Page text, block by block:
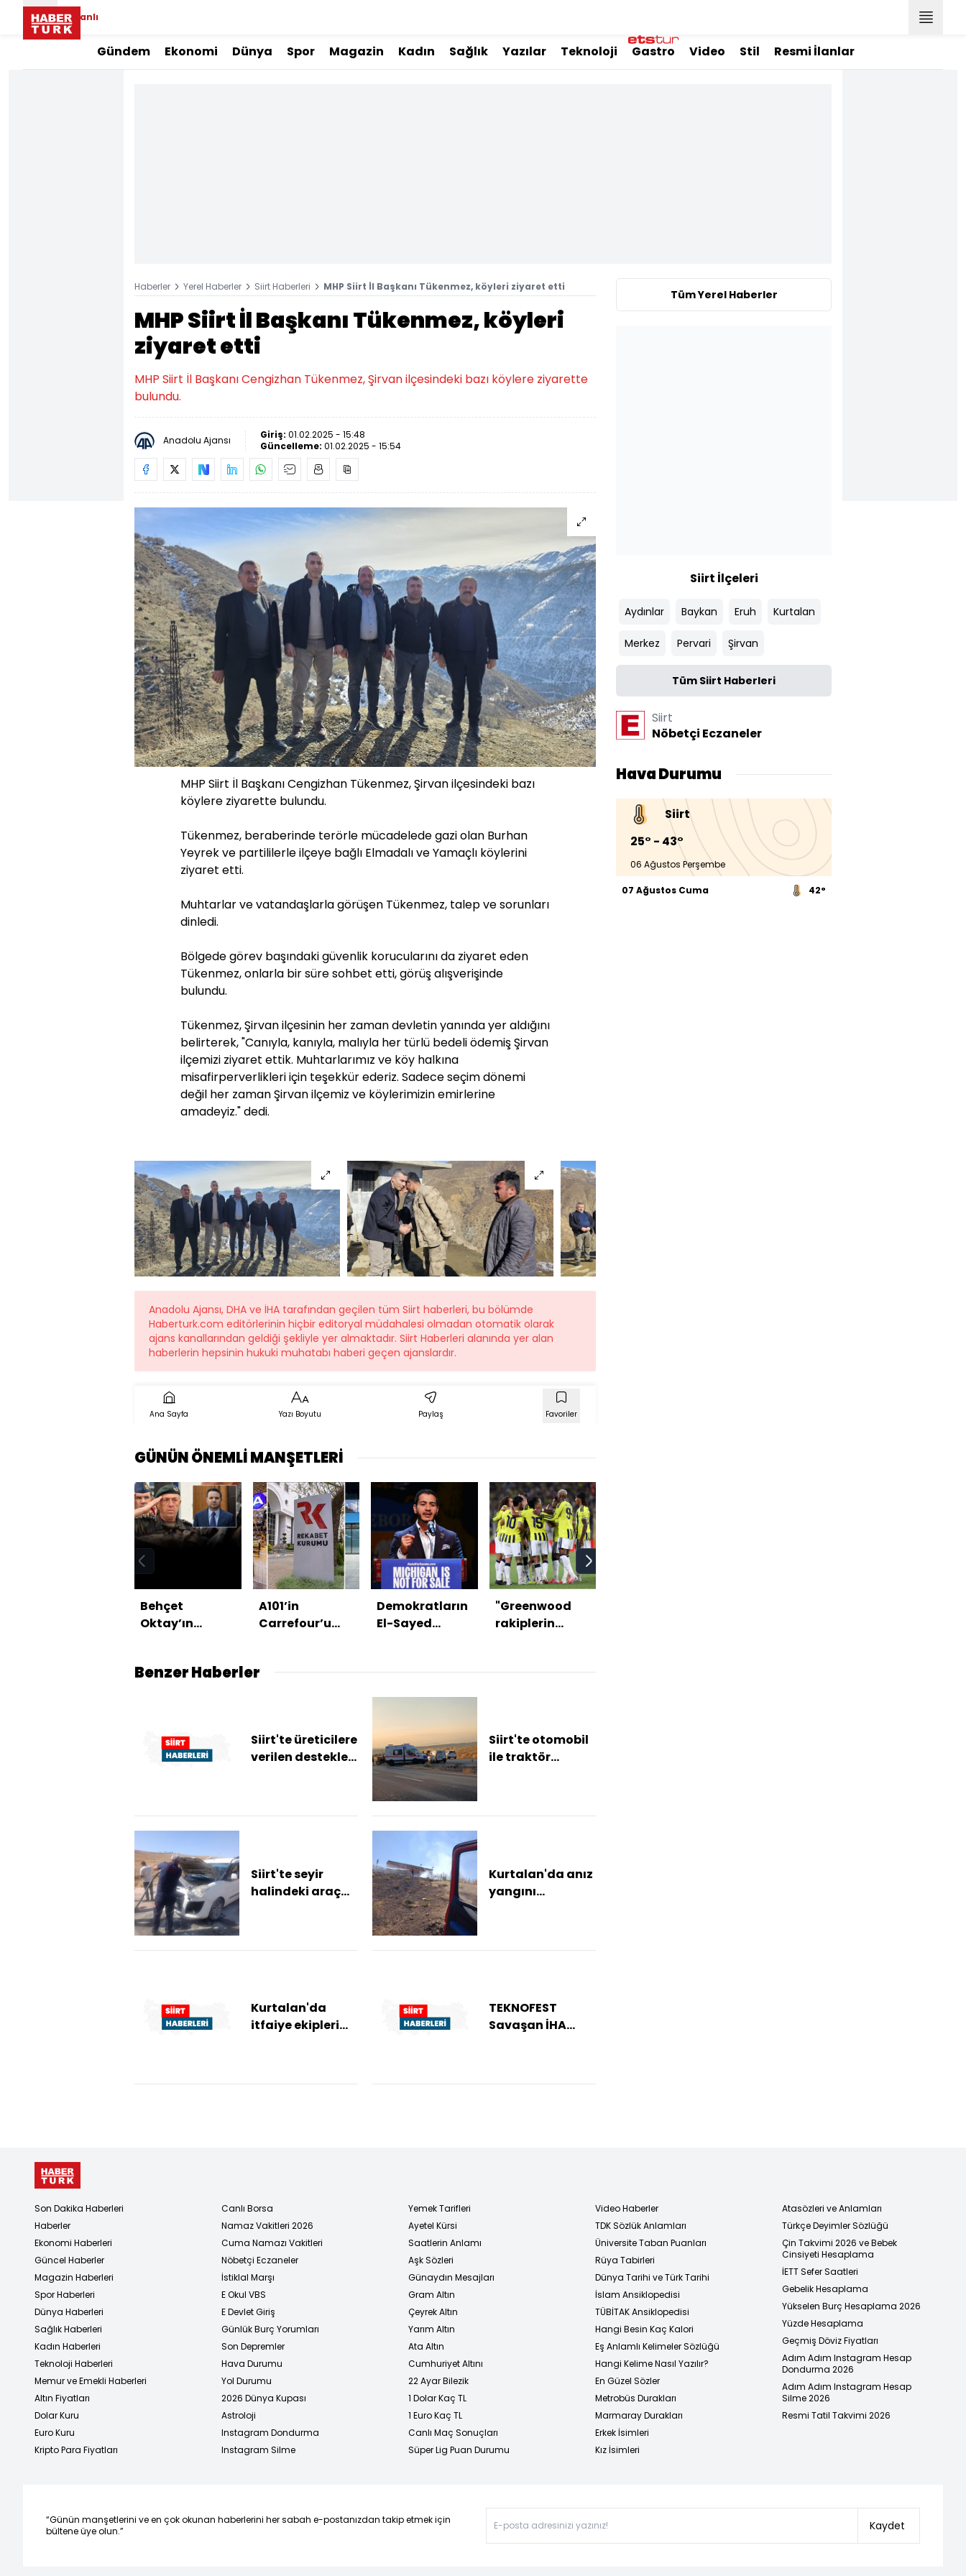
Canlı
Gündem Ekonomi Dünya Spor Magazin Kadın Sağlık Yazılar Teknoloji Gastro Video Stil Resmi İlanlar
Haberler Yerel Haberler Siirt Haberleri MHP Siirt İl Başkanı Tükenmez, köyleri ziyaret etti
MHP Siirt İl Başkanı Tükenmez, köyleri
ziyaret etti
MHP Siirt İl Başkanı Cengizhan Tükenmez, Şirvan ilçesindeki bazı köylere ziyarette
bulundu.
Anadolu Ajansı Giriş: 01.02.2025 - 15:48
Güncelleme: 01.02.2025 - 15:54
MHP Siirt İl Başkanı Cengizhan Tükenmez, Şirvan ilçesindeki bazı
köylere ziyarette bulundu.
Tükenmez, beraberinde terörle mücadelede gazi olan Burhan
Yeyrek ve partililerle ilçeye bağlı Elmadalı ve Yamaçlı köylerini
ziyaret etti.
Muhtarlar ve vatandaşlarla görüşen Tükenmez, talep ve sorunları
dinledi.
Bölgede görev başındaki güvenlik korucularını da ziyaret eden
Tükenmez, onlarla bir süre sohbet etti, görüş alışverişinde
bulundu.
Tükenmez, Şirvan ilçesinin her zaman devletin yanında yer aldığını
belirterek, "Canıyla, kanıyla, malıyla her türlü bedeli ödemiş Şirvan
ilçemizi ziyaret ettik. Muhtarlarımız ve köy halkına
misafirperverlikleri için teşekkür ederiz. Sadece seçim dönemi
değil her zaman Şirvan ilçemiz ve köylerimizin emirlerine
amadeyiz." dedi.
Anadolu Ajansı, DHA ve İHA tarafından geçilen tüm Siirt haberleri, bu bölümde
Haberturk.com editörlerinin hiçbir editoryal müdahalesi olmadan otomatik olarak
ajans kanallarından geldiği şekliyle yer almaktadır. Siirt Haberleri alanında yer alan
haberlerin hepsinin hukuki muhatabı haberi geçen ajanslardır.
Ana Sayfa Yazı Boyutu Paylaş Favoriler
GÜNÜN ÖNEMLİ MANŞETLERİ
Behçet
Oktay’ın
A101’in
Carrefour’u
Demokratların
El-Sayed
mı?
"Greenwood
rakiplerin
Benzer Haberler
Siirt'te üreticilere
verilen destekler
Siirt'te otomobil
ile traktör
Siirt'te seyir
halindeki araç
Kurtalan'da anız
yangını
Kurtalan'da
itfaiye ekipleri
TEKNOFEST
Savaşan İHA
Tüm Yerel Haberler
Siirt İlçeleri
Aydınlar Baykan Eruh Kurtalan
Merkez Pervari Şirvan
Tüm Siirt Haberleri
Siirt
Nöbetçi Eczaneler
Hava Durumu
Siirt
25° - 43°
06 Ağustos Perşembe
07 Ağustos Cuma 42°
Son Dakika Haberleri
Haberler
Ekonomi Haberleri
Güncel Haberler
Magazin Haberleri
Spor Haberleri
Dünya Haberleri
Sağlık Haberleri
Kadın Haberleri
Teknoloji Haberleri
Memur ve Emekli Haberleri
Altın Fiyatları
Dolar Kuru
Euro Kuru
Kripto Para Fiyatları
Canlı Borsa
Namaz Vakitleri 2026
Cuma Namazı Vakitleri
Nöbetçi Eczaneler
İstiklal Marşı
E Okul VBS
E Devlet Giriş
Günlük Burç Yorumları
Son Depremler
Hava Durumu
Yol Durumu
2026 Dünya Kupası
Astroloji
Instagram Dondurma
Instagram Silme
Yemek Tarifleri
Ayetel Kürsi
Saatlerin Anlamı
Aşk Sözleri
Günaydın Mesajları
Gram Altın
Çeyrek Altın
Yarım Altın
Ata Altın
Cumhuriyet Altını
22 Ayar Bilezik
1 Dolar Kaç TL
1 Euro Kaç TL
Canlı Maç Sonuçları
Süper Lig Puan Durumu
Video Haberler
TDK Sözlük Anlamları
Üniversite Taban Puanları
Rüya Tabirleri
Dünya Tarihi ve Türk Tarihi
İslam Ansiklopedisi
TÜBİTAK Ansiklopedisi
Hangi Besin Kaç Kalori
Eş Anlamlı Kelimeler Sözlüğü
Hangi Kelime Nasıl Yazılır?
En Güzel Sözler
Metrobüs Durakları
Marmaray Durakları
Erkek İsimleri
Kız İsimleri
Atasözleri ve Anlamları
Türkçe Deyimler Sözlüğü
Çin Takvimi 2026 ve Bebek
Cinsiyeti Hesaplama
İETT Sefer Saatleri
Gebelik Hesaplama
Yükselen Burç Hesaplama 2026
Yüzde Hesaplama
Geçmiş Döviz Fiyatları
Adım Adım Instagram Hesap
Dondurma 2026
Adım Adım Instagram Hesap
Silme 2026
Resmi Tatil Takvimi 2026
“Günün manşetlerini ve en çok okunan haberlerini her sabah e-postanızdan takip etmek için
bültene üye olun.”
Kaydet